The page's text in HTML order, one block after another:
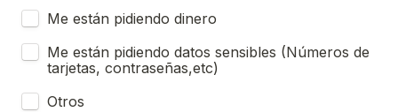
Me están pidiendo dinero
Me están pidiendo datos sensibles (Números de
tarjetas, contraseñas,etc)
Otros